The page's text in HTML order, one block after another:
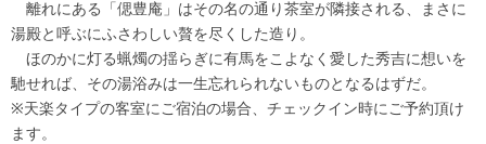
離れにある「偲豊庵」はその名の通り茶室が隣接される、まさに
湯殿と呼ぶにふさわしい贅を尽くした造り。
ほのかに灯る蝋燭の揺らぎに有馬をこよなく愛した秀吉に想いを
馳せれば、その湯浴みは一生忘れられないものとなるはずだ。
※天楽タイプの客室にご宿泊の場合、チェックイン時にご予約頂け
ます。